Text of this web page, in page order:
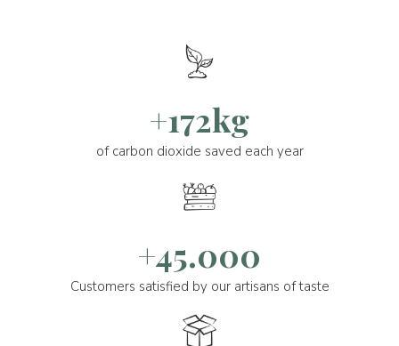
+172kg
of carbon dioxide saved each year
+45.000
Customers satisfied by our artisans of taste